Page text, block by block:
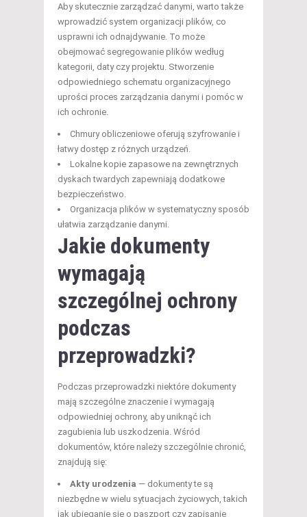
Aby skutecznie zarządzać danymi, warto także
wprowadzić system organizacji plików, co
usprawni ich odnajdywanie. To może
obejmować segregowanie plików według
kategorii, daty czy projektu. Stworzenie
odpowiedniego schematu organizacyjnego
uprości proces zarządzania danymi i pomóc w
ich ochronie.
Chmury obliczeniowe oferują szyfrowanie i
łatwy dostęp z różnych urządzeń.
Lokalne kopie zapasowe na zewnętrznych
dyskach twardych zapewniają dodatkowe
bezpieczeństwo.
Organizacja plików w systematyczny sposób
ułatwia zarządzanie danymi.
Jakie dokumenty
wymagają
szczególnej ochrony
podczas
przeprowadzki?
Podczas przeprowadzki niektóre dokumenty
mają szczególne znaczenie i wymagają
odpowiedniej ochrony, aby uniknąć ich
zagubienia lub uszkodzenia. Wśród
dokumentów, które należy szczególnie chronić,
znajdują się:
Akty urodzenia — dokumenty te są
niezbędne w wielu sytuacjach życiowych, takich
jak ubieganie się o paszport czy zapisanie